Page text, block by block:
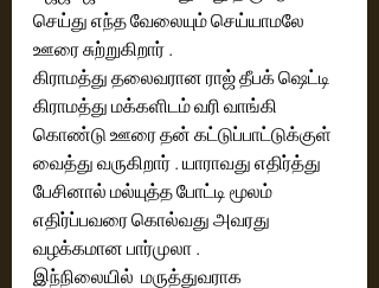
செய்து எந்த வேலையும் செய்யாமலே
ஊரை சுற்றுகிறார் .
கிராமத்து தலைவரான ராஜ் தீபக் ஷெட்டி
கிராமத்து மக்களிடம் வரி வாங்கி
கொண்டு ஊரை தன் கட்டுப்பாட்டுக்குள்
வைத்து வருகிறார் . யாராவது எதிர்த்து
பேசினால் மல்யுத்த போட்டி மூலம்
எதிர்ப்பவரை கொல்வது அவரது
வழக்கமான பார்முலா .
இந்நிலையில்  மருத்துவராக